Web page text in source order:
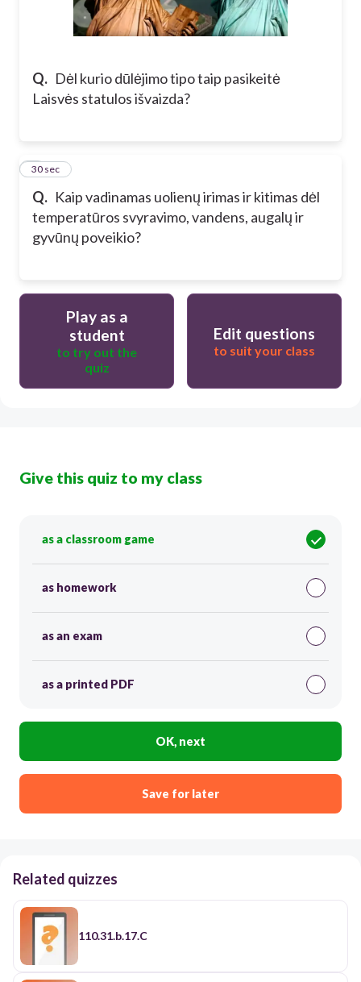
Q. Dėl kurio dūlėjimo tipo taip pasikeitė
Laisvės statulos išvaizda?
Q. Kaip vadinamas uolienų irimas ir kitimas dėl
temperatūros svyravimo, vandens, augalų ir
gyvūnų poveikio?
9
30 sec
Play as a
student
to try out the
quiz
Edit questions
to suit your class
Give this quiz to my class
as a classroom game
as homework
as an exam
as a printed PDF
OK, next
Save for later
Related quizzes
110.31.b.17.C